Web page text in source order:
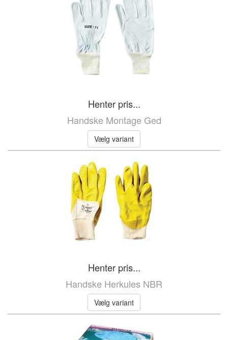
Henter pris...
Handske Montage Ged
Vælg variant
Henter pris...
Handske Herkules NBR
Vælg variant